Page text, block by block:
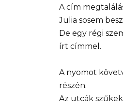
A cím
Julia sosem
De egy régi
írt címmel.
A nyomot
részén.
Az utcák